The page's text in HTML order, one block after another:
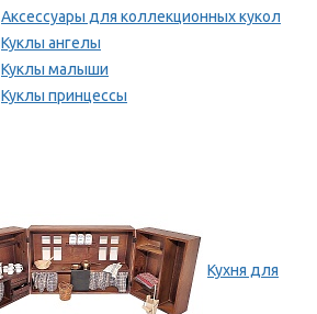
Аксессуары для коллекционных кукол
Куклы ангелы
Куклы малыши
Куклы принцессы
Кухня для